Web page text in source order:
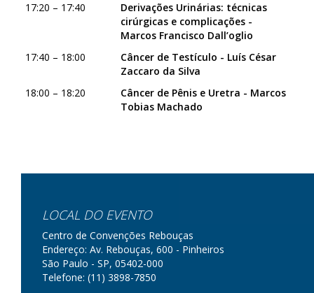
17:20 – 17:40
Derivações Urinárias: técnicas
cirúrgicas e complicações -
Marcos Francisco Dall’oglio
17:40 – 18:00
Câncer de Testículo - Luís César
Zaccaro da Silva
18:00 – 18:20
Câncer de Pênis e Uretra - Marcos
Tobias Machado
LOCAL DO EVENTO
Centro de Convenções Rebouças
Endereço: Av. Rebouças, 600 - Pinheiros
São Paulo - SP, 05402-000
Telefone: (11) 3898-7850